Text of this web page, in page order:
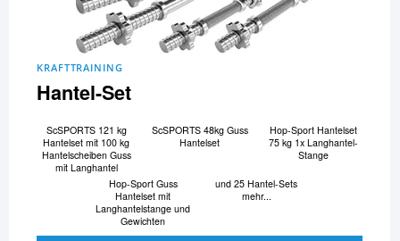
KRAFTTRAINING
Hantel-Set
ScSPORTS 121 kg
Hantelset mit 100 kg
Hantelscheiben Guss
mit Langhantel
ScSPORTS 48kg Guss
Hantelset
Hop-Sport Hantelset
75 kg 1x Langhantel-
Stange
Hop-Sport Guss
Hantelset mit
Langhantelstange und
Gewichten
und 25 Hantel-Sets
mehr...